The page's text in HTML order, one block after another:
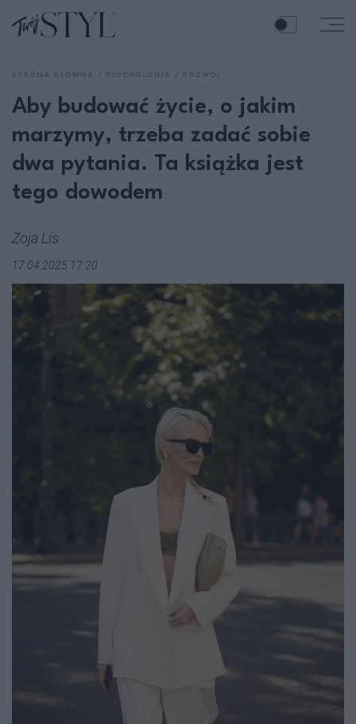
Aby budować życie, o jakim
marzymy, trzeba zadać sobie
dwa pytania. Ta książka jest
tego dowodem
Zoja Lis
17.04.2025 17:20